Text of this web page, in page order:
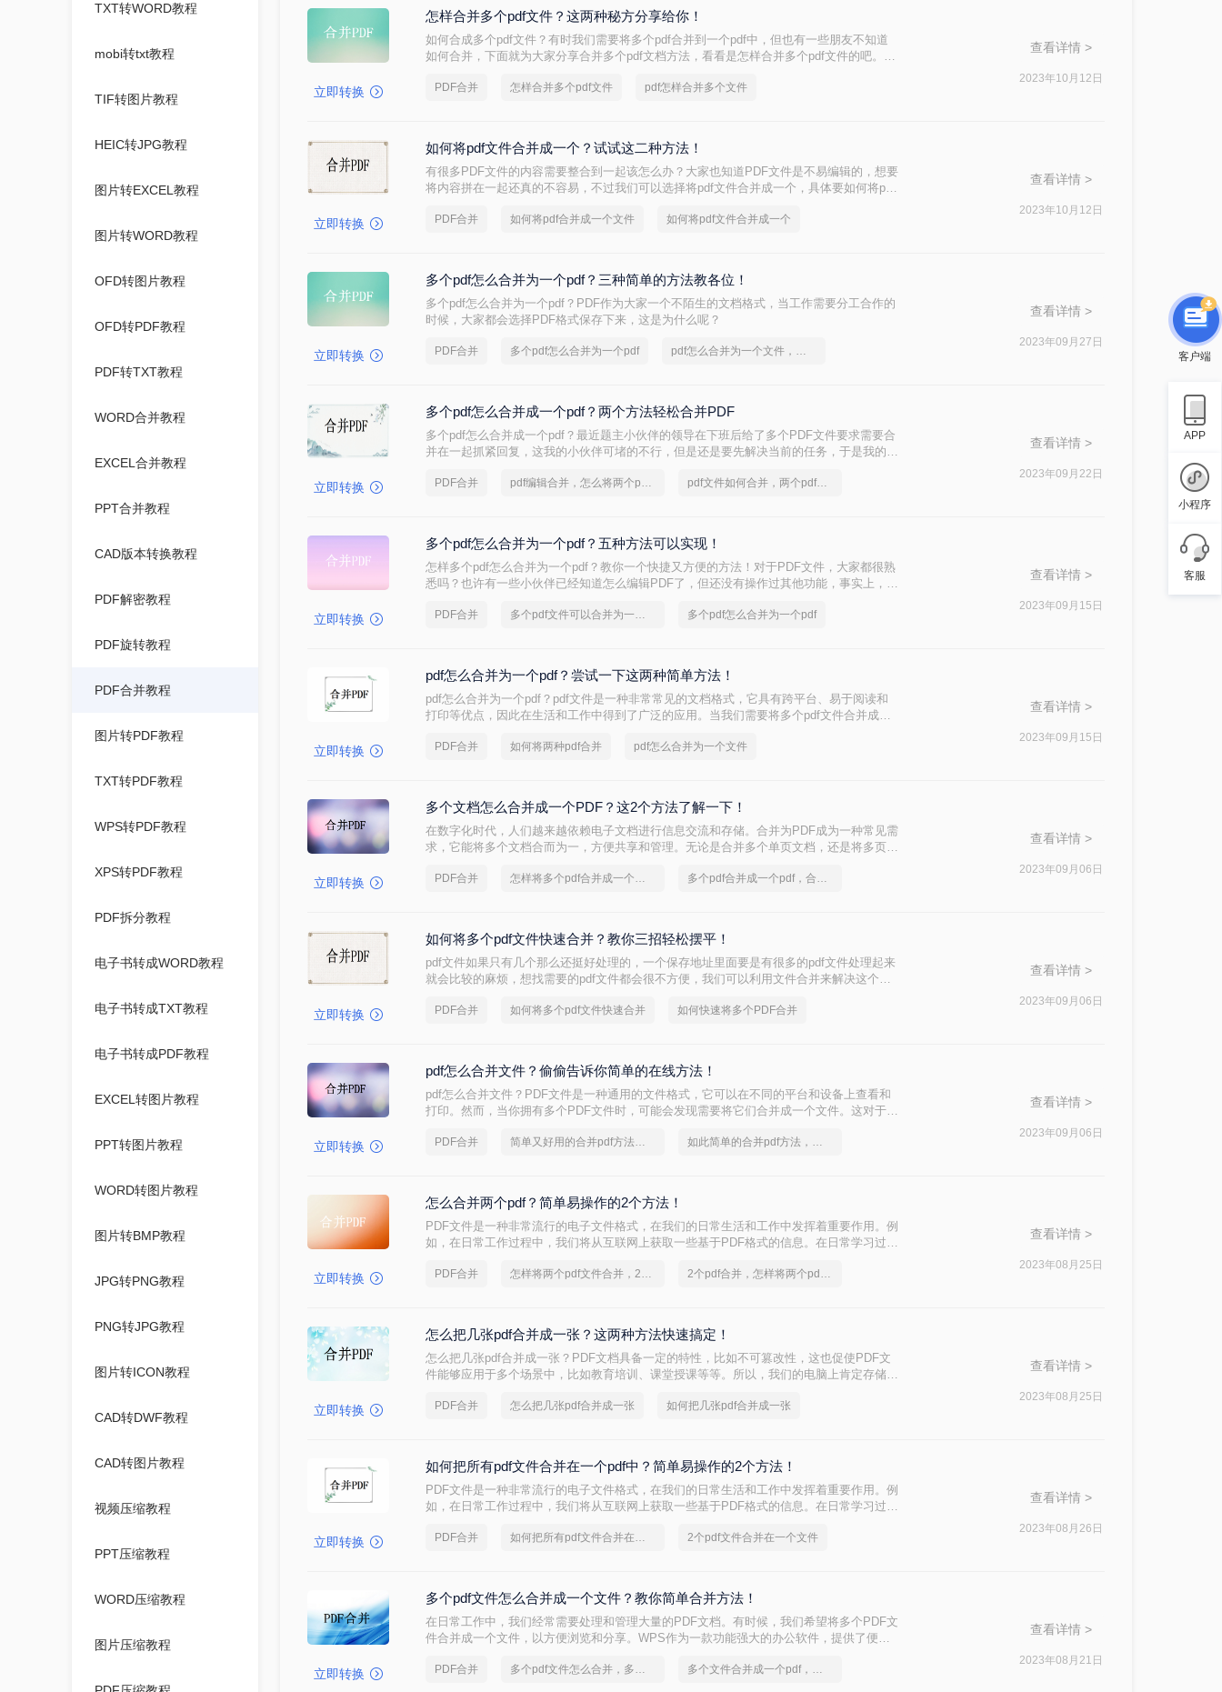
TXT转WORD教程
mobi转txt教程
TIF转图片教程
HEIC转JPG教程
图片转EXCEL教程
图片转WORD教程
OFD转图片教程
OFD转PDF教程
PDF转TXT教程
WORD合并教程
EXCEL合并教程
PPT合并教程
CAD版本转换教程
PDF解密教程
PDF旋转教程
PDF合并教程
图片转PDF教程
TXT转PDF教程
WPS转PDF教程
XPS转PDF教程
PDF拆分教程
电子书转成WORD教程
电子书转成TXT教程
电子书转成PDF教程
EXCEL转图片教程
PPT转图片教程
WORD转图片教程
图片转BMP教程
JPG转PNG教程
PNG转JPG教程
图片转ICON教程
CAD转DWF教程
CAD转图片教程
视频压缩教程
PPT压缩教程
WORD压缩教程
图片压缩教程
立即转换
怎样合并多个pdf文件？这两种秘方分享给你！
如何合成多个pdf文件？有时我们需要将多个pdf合并到一个pdf中，但也有一些朋友不知道
如何合并，下面就为大家分享合并多个pdf文档方法，看看是怎样合并多个pdf文件的吧。感
PDF合并 怎样合并多个pdf文件 pdf怎样合并多个文件
查看详情 >
2023年10月12日
立即转换
如何将pdf文件合并成一个？试试这二种方法！
有很多PDF文件的内容需要整合到一起该怎么办？大家也知道PDF文件是不易编辑的，想要
将内容拼在一起还真的不容易，不过我们可以选择将pdf文件合并成一个，具体要如何将pdf
PDF合并 如何将pdf合并成一个文件 如何将pdf文件合并成一个
查看详情 >
2023年10月12日
立即转换
多个pdf怎么合并为一个pdf？三种简单的方法教各位！
多个pdf怎么合并为一个pdf？PDF作为大家一个不陌生的文档格式，当工作需要分工合作的
时候，大家都会选择PDF格式保存下来，这是为什么呢？
PDF合并 多个pdf怎么合并为一个pdf pdf怎么合并为一个文件，合并多个pdf
查看详情 >
2023年09月27日
立即转换
多个pdf怎么合并成一个pdf？两个方法轻松合并PDF
多个pdf怎么合并成一个pdf？最近题主小伙伴的领导在下班后给了多个PDF文件要求需要合
并在一起抓紧回复，这我的小伙伴可堵的不行，但是还是要先解决当前的任务，于是我的小
PDF合并 pdf编辑合并，怎么将两个pdf合并成一个 pdf文件如何合并，两个pdf怎么合并成一个
查看详情 >
2023年09月22日
立即转换
多个pdf怎么合并为一个pdf？五种方法可以实现！
怎样多个pdf怎么合并为一个pdf？教你一个快捷又方便的方法！对于PDF文件，大家都很熟
悉吗？也许有一些小伙伴已经知道怎么编辑PDF了，但还没有操作过其他功能，事实上，如
望PDF合并一起，您将如何处理？
PDF合并 多个pdf文件可以合并为一个吗 多个pdf怎么合并为一个pdf
查看详情 >
2023年09月15日
立即转换
pdf怎么合并为一个pdf？尝试一下这两种简单方法！
pdf怎么合并为一个pdf？pdf文件是一种非常常见的文档格式，它具有跨平台、易于阅读和
打印等优点，因此在生活和工作中得到了广泛的应用。当我们需要将多个pdf文件合并成一
PDF合并 如何将两种pdf合并 pdf怎么合并为一个文件
查看详情 >
2023年09月15日
立即转换
多个文档怎么合并成一个PDF？这2个方法了解一下！
在数字化时代，人们越来越依赖电子文档进行信息交流和存储。合并为PDF成为一种常见需
求，它能将多个文档合而为一，方便共享和管理。无论是合并多个单页文档，还是将多页文
PDF合并 怎样将多个pdf合并成一个，2个pdf文件合并成一个 多个pdf合并成一个pdf，合并2个pdf
查看详情 >
2023年09月06日
立即转换
如何将多个pdf文件快速合并？教你三招轻松摆平！
pdf文件如果只有几个那么还挺好处理的，一个保存地址里面要是有很多的pdf文件处理起来
就会比较的麻烦，想找需要的pdf文件都会很不方便，我们可以利用文件合并来解决这个困
都能一起上传，可是有很多的用户还不知道如何将多个pdf文件快速合并，查看下面的相关
PDF合并 如何将多个pdf文件快速合并 如何快速将多个PDF合并
查看详情 >
2023年09月06日
立即转换
pdf怎么合并文件？偷偷告诉你简单的在线方法！
pdf怎么合并文件？PDF文件是一种通用的文件格式，它可以在不同的平台和设备上查看和
打印。然而，当你拥有多个PDF文件时，可能会发现需要将它们合并成一个文件。这对于管
个简单方法。
PDF合并 简单又好用的合并pdf方法，一般人我都不告诉他 如此简单的合并pdf方法，你学会了吗
查看详情 >
2023年09月06日
立即转换
怎么合并两个pdf？简单易操作的2个方法！
PDF文件是一种非常流行的电子文件格式，在我们的日常生活和工作中发挥着重要作用。例
如，在日常工作过程中，我们将从互联网上获取一些基于PDF格式的信息。在日常学习过程
的实施，随着文件数量的增加，有必要将二个PDF合并成一个进行保存。那么，怎么合并两
PDF合并 怎样将两个pdf文件合并，2个pdf合并 2个pdf合并，怎样将两个pdf合并成一个
查看详情 >
2023年08月25日
立即转换
怎么把几张pdf合并成一张？这两种方法快速搞定！
怎么把几张pdf合并成一张？PDF文档具备一定的特性，比如不可篡改性，这也促使PDF文
件能够应用于多个场景中，比如教育培训、课堂授课等等。所以，我们的电脑上肯定存储了
的存储造成影响。这个时候，我们可以将这些PDF文件进行合并。比如，我们可以将同类
PDF合并 怎么把几张pdf合并成一张 如何把几张pdf合并成一张
查看详情 >
2023年08月25日
立即转换
如何把所有pdf文件合并在一个pdf中？简单易操作的2个方法！
PDF文件是一种非常流行的电子文件格式，在我们的日常生活和工作中发挥着重要作用。例
如，在日常工作过程中，我们将从互联网上获取一些基于PDF格式的信息。在日常学习过程
的实施，随着文件数量的增加，有必要将几个PDF合并成一个进行保存。那么，如何将几个
PDF合并 如何把所有pdf文件合并在一个pdf中 2个pdf文件合并在一个文件
查看详情 >
2023年08月26日
立即转换
多个pdf文件怎么合并成一个文件？教你简单合并方法！
在日常工作中，我们经常需要处理和管理大量的PDF文档。有时候，我们希望将多个PDF文
件合并成一个文件，以方便浏览和分享。WPS作为一款功能强大的办公软件，提供了便捷
快速完成合并任务，提高工作效率。
PDF合并 多个pdf文件怎么合并，多个文件合并成一个pdf 多个文件合并成一个pdf，多个pdf文件怎么合并
查看详情 >
2023年08月21日
客户端
APP
小程序
客服